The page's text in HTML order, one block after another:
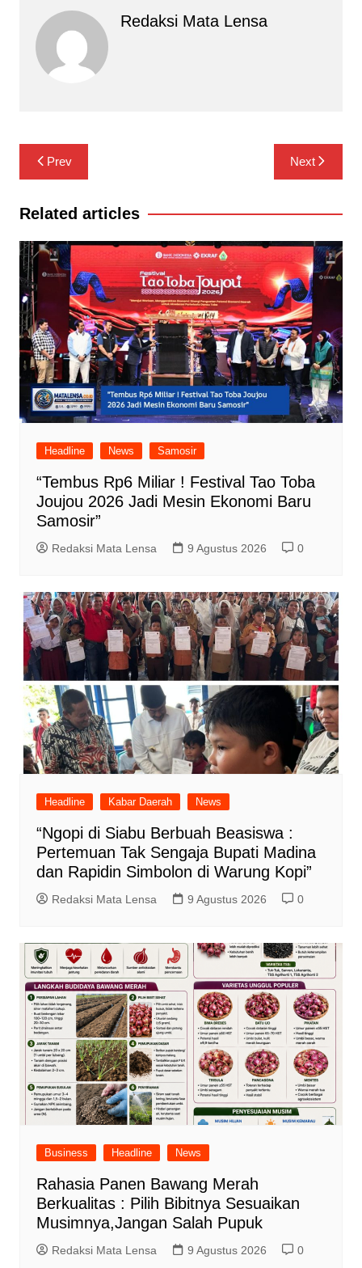
Redaksi Mata Lensa
Navigasi
pos
Prev Next
Related articles
Headline News Samosir
“Tembus Rp6 Miliar ! Festival Tao Toba
Joujou 2026 Jadi Mesin Ekonomi Baru
Samosir”
Redaksi Mata Lensa 9 Agustus 2026 0
Headline Kabar Daerah News
“Ngopi di Siabu Berbuah Beasiswa :
Pertemuan Tak Sengaja Bupati Madina
dan Rapidin Simbolon di Warung Kopi”
Redaksi Mata Lensa 9 Agustus 2026 0
Business Headline News
Rahasia Panen Bawang Merah
Berkualitas : Pilih Bibitnya Sesuaikan
Musimnya,Jangan Salah Pupuk
Redaksi Mata Lensa 9 Agustus 2026 0